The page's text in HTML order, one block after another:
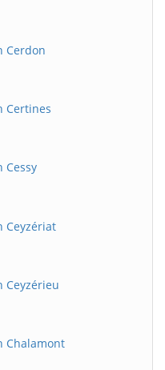
Cerdon
Certines
Cessy
Ceyzériat
Ceyzérieu
Chalamont